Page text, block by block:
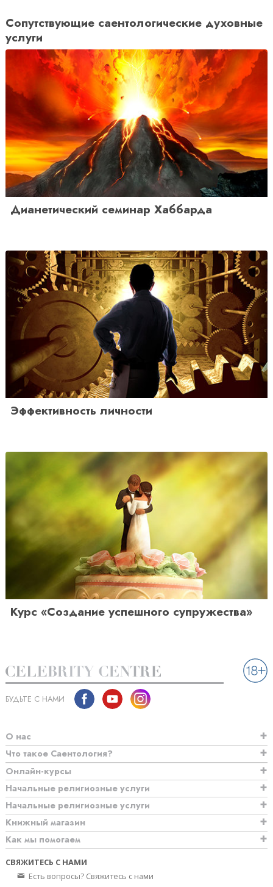
Сопутствующие саентологические духовные
услуги
Дианетический семинар Хаббарда
Эффективность личности
Курс «Создание успешного супружества»
БУДЬТЕ С НАМИ
О нас
Что такое Саентология?
Онлайн-курсы
Начальные религиозные услуги
Начальные религиозные услуги
Книжный магазин
Как мы помогаем
СВЯЖИТЕСЬ С НАМИ
Есть вопросы? Свяжитесь с нами